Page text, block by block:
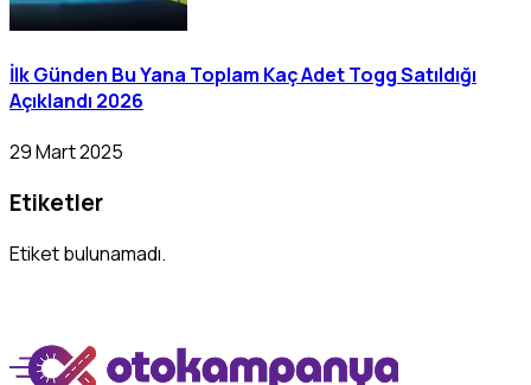
İlk Günden Bu Yana Toplam Kaç Adet Togg Satıldığı
Açıklandı 2026
29 Mart 2025
Etiketler
Etiket bulunamadı.